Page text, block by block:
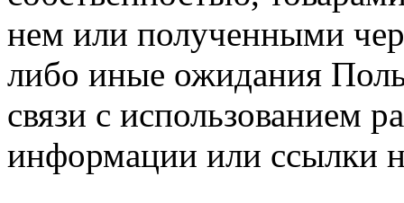
нем или полученными
либо иные ожидания
связи с использованием
информации или ссылки